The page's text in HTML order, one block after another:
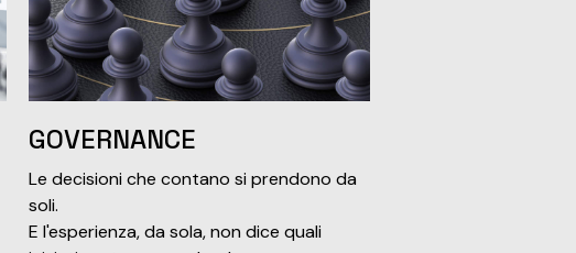
GOVERNANCE
Le decisioni che contano si prendono da
soli.
E l'esperienza, da sola, non dice quali